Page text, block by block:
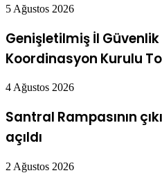
5 Ağustos 2026
Genişletilmiş İl
Koordinasyon Kurulu
4 Ağustos 2026
Santral Rampasının
açıldı
2 Ağustos 2026